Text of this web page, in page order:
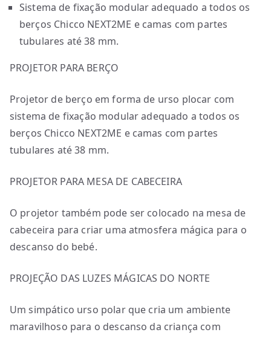
Sistema de fixação modular adequado a todos os
berços Chicco NEXT2ME e camas com partes
tubulares até 38 mm.
PROJETOR PARA BERÇO
Projetor de berço em forma de urso plocar com
sistema de fixação modular adequado a todos os
berços Chicco NEXT2ME e camas com partes
tubulares até 38 mm.
PROJETOR PARA MESA DE CABECEIRA
O projetor também pode ser colocado na mesa de
cabeceira para criar uma atmosfera mágica para o
descanso do bebé.
PROJEÇÃO DAS LUZES MÁGICAS DO NORTE
Um simpático urso polar que cria um ambiente
maravilhoso para o descanso da criança com